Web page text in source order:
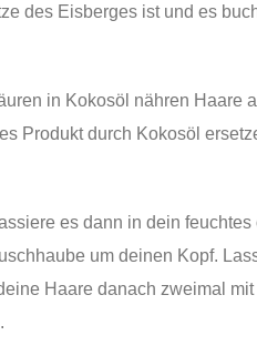
des Eisberges ist und es
in Kokosöl nähren Haare
Produkt durch Kokosöl
es dann in dein
um deinen Kopf.
Haare danach zweimal